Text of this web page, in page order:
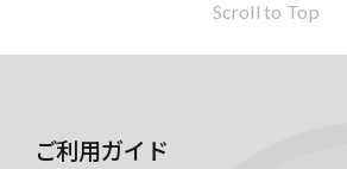
Scroll to Top
ご利用ガイド